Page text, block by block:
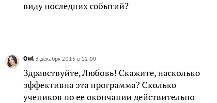
виду последних событий?
Owl 3 декабря 2015 в 12:00
Здравствуйте, Любовь! Скажите, насколько
эффективна эта программа? Сколько
учеников по ее окончании действительно